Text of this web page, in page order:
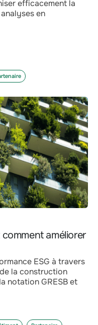
efficacement la
en
améliorer
ESG à travers
la construction
notation GRESB et